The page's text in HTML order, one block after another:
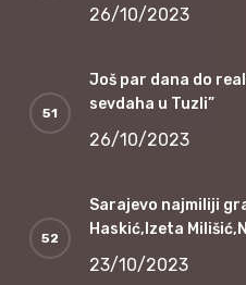
26/10/2023
Još par dana do
sevdaha u Tuzli”
26/10/2023
Sarajevo najmiliji
Haskić,Izeta
23/10/2023